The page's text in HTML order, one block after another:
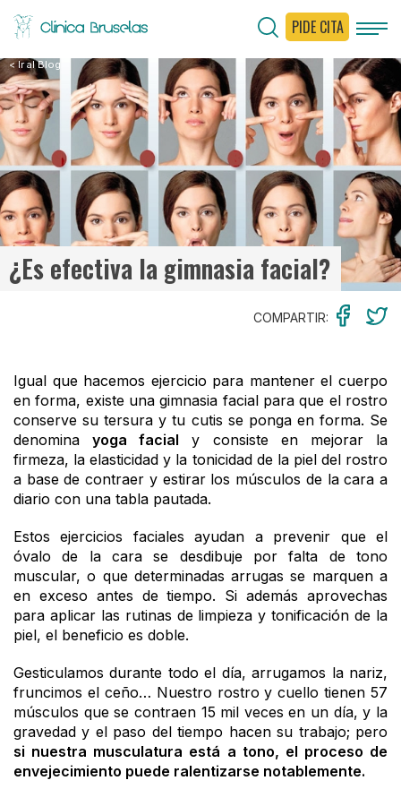
PIDE CITA
< Ir al Blog
¿Es efectiva la gimnasia facial?
COMPARTIR:
Igual que hacemos ejercicio para mantener el cuerpo
en forma, existe una gimnasia facial para que el rostro
conserve su tersura y tu cutis se ponga en forma. Se
denominayoga facial y consiste en mejorar la
firmeza, la elasticidad y la tonicidad de la piel del rostro
a base de contraer y estirar los músculos de la cara a
diario con una tabla pautada.
Estos ejercicios faciales ayudan a prevenir que el
óvalo de la cara se desdibuje por falta de tono
muscular, o que determinadas arrugas se marquen a
en exceso antes de tiempo. Si además aprovechas
para aplicar las rutinas de limpieza y tonificación de la
piel, el beneficio es doble.
Gesticulamos durante todo el día, arrugamos la nariz,
fruncimos el ceño… Nuestro rostro y cuello tienen 57
músculos que se contraen 15 mil veces en un día, y la
gravedad y el paso del tiempo hacen su trabajo; pero
si nuestra musculatura está a tono, el proceso de
envejecimiento puede ralentizarse notablemente.